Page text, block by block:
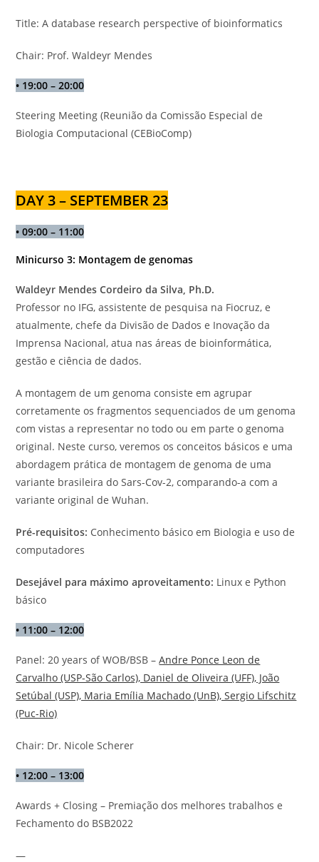
Title: A database research perspective of bioinformatics
Chair: Prof. Waldeyr Mendes
• 19:00 – 20:00
Steering Meeting (Reunião da Comissão Especial de
Biologia Computacional (CEBioComp)
DAY 3 – SEPTEMBER 23
•09:00 – 11:00
Minicurso 3: Montagem de genomas
Waldeyr Mendes Cordeiro da Silva, Ph.D.
Professor no IFG, assistente de pesquisa na Fiocruz, e
atualmente, chefe da Divisão de Dados e Inovação da
Imprensa Nacional, atua nas áreas de bioinformática,
gestão e ciência de dados.
A montagem de um genoma consiste em agrupar
corretamente os fragmentos sequenciados de um genoma
com vistas a representar no todo ou em parte o genoma
original. Neste curso, veremos os conceitos básicos e uma
abordagem prática de montagem de genoma de uma
variante brasileira do Sars-Cov-2, comparando-a com a
variante original de Wuhan.
Pré-requisitos: Conhecimento básico em Biologia e uso de
computadores
Desejável para máximo aproveitamento: Linux e Python
básico
• 11:00 – 12:00
Panel: 20 years of WOB/BSB –Andre Ponce Leon de
Carvalho (USP-São Carlos), Daniel de Oliveira (UFF), João
Setúbal (USP), Maria Emília Machado (UnB), Sergio Lifschitz
(Puc-Rio)
Chair: Dr. Nicole Scherer
• 12:00 – 13:00
Awards + Closing – Premiação dos melhores trabalhos e
Fechamento do BSB2022
—